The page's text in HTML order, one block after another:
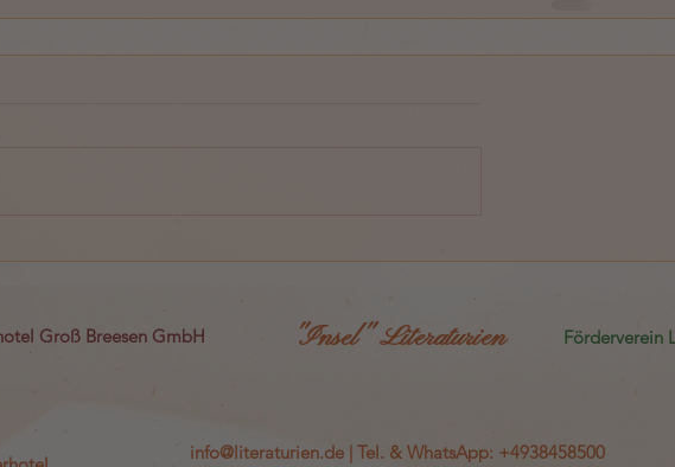
Groß Breesen GmbH "Insel" Literaturien Förderverein
info@literaturien.de | Tel. & WhatsApp: +4938458500